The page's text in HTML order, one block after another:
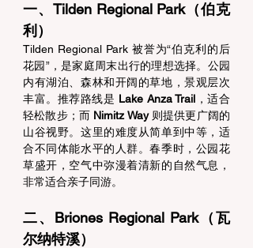
一、Tilden Regional Park（伯克
利）
Tilden Regional Park 被誉为“伯克利的后
花园”，是家庭周末出行的理想选择。公园
内有湖泊、森林和开阔的草地，景观层次
丰富。推荐路线是 Lake Anza Trail ，适合
轻松散步；而 Nimitz Way 则提供更广阔的
山谷视野。这里的难度从简单到中等，适
合不同体能水平的人群。春季时，公园花
草盛开，空气中弥漫着清新的自然气息，
非常适合亲子同游。
二、Briones Regional Park（瓦
尔纳特溪）